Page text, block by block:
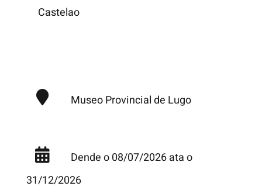
Castelao
Museo Provincial de Lugo
Dende o 08/07/2026 ata o
31/12/2026